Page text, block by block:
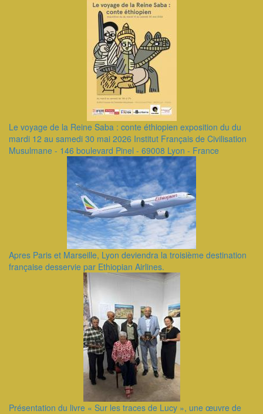
Le voyage de la Reine Saba : conte éthiopien exposition du du
mardi 12 au samedi 30 mai 2026 Institut Français de Civilisation
Musulmane - 146 boulevard Pinel - 69008 Lyon - France
Apres Paris et Marseille, Lyon deviendra la troisième destination
française desservie par Ethiopian Airlines.
Présentation du livre « Sur les traces de Lucy », une œuvre de